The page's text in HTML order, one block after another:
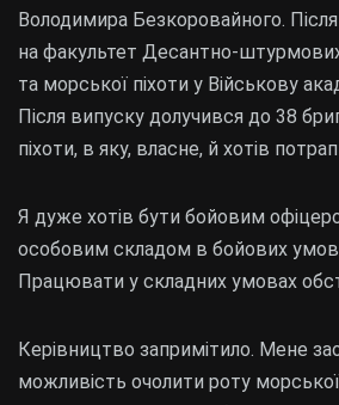
Володимира Безкоровайного.
на факультет Десантно-
та морської піхоти у Військову
Після випуску долучився до 38
піхоти, в яку, власне, й хотів
Я дуже хотів бути бойовим
особовим складом в бойових
Працювати у складних умовах
Керівництво запримітило. Мене
можливість очолити роту